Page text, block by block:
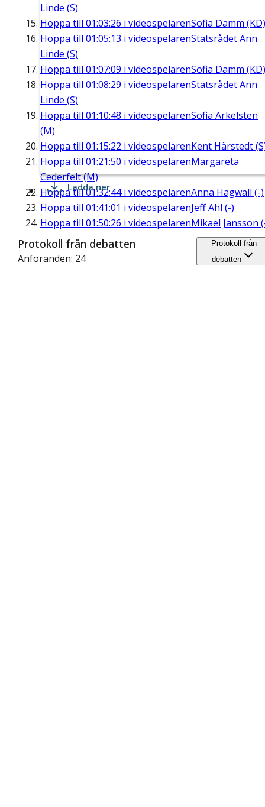
Linde (S)
Hoppa till 01:03:26 i videospelarenSofia Damm (KD)
Hoppa till 01:05:13 i videospelarenStatsrådet Ann
Linde (S)
Hoppa till 01:07:09 i videospelarenSofia Damm (KD)
Hoppa till 01:08:29 i videospelarenStatsrådet Ann
Linde (S)
Hoppa till 01:10:48 i videospelarenSofia Arkelsten
(M)
Hoppa till 01:15:22 i videospelarenKent Härstedt
Hoppa till 01:21:50 i videospelarenMargareta
Cederfelt (M)
Hoppa till01:32:44i videospelarenAnna Hagwall (-)
Hoppa till 01:41:01 i videospelarenJeff Ahl (-)
Hoppa till 01:50:26 i videospelarenMikael Jansson
Ladda ner
Protokoll från debatten
Anföranden: 24
Protokoll från
debatten